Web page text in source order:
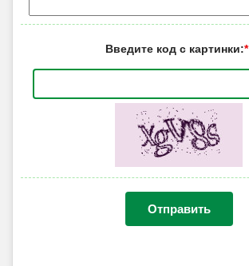
Введите код с картинки:*
Отправить